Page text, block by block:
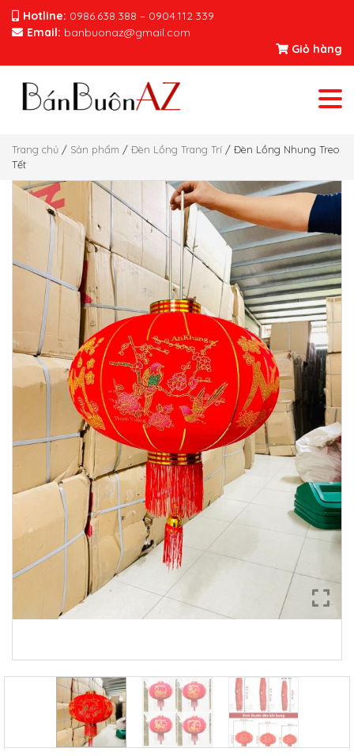
Hotline: 0986.638.388 – 0904.112.339
Email: banbuonaz@gmail.com
Giỏ hàng
Trang chủ / Sản phẩm / Đèn Lồng Trang Trí / Đèn Lồng Nhung Treo
Tết